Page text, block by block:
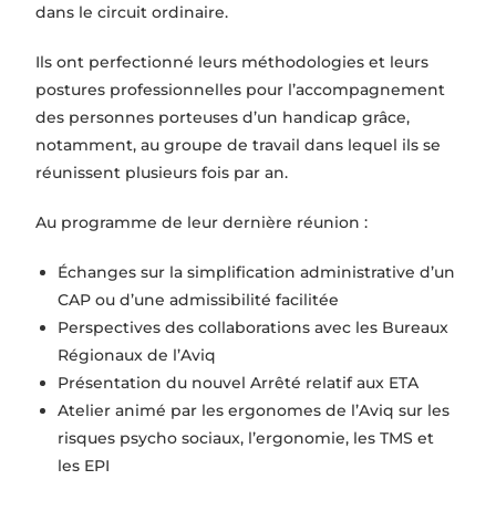
dans le circuit ordinaire.
Ils ont perfectionné leurs méthodologies et leurs
postures professionnelles pour l’accompagnement
des personnes porteuses d’un handicap grâce,
notamment, au groupe de travail dans lequel ils se
réunissent plusieurs fois par an.
Au programme de leur dernière réunion :
Échanges sur la simplification administrative d’un
CAP ou d’une admissibilité facilitée
Perspectives des collaborations avec les Bureaux
Régionaux de l’Aviq
Présentation du nouvel Arrêté relatif aux ETA
Atelier animé par les ergonomes de l’Aviq sur les
risques psycho sociaux, l’ergonomie, les TMS et
les EPI